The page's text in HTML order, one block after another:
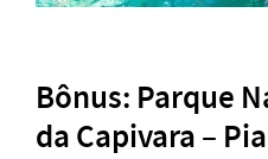
Bônus: Parque
da Capivara –